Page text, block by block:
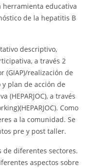
herramienta educativa
de la hepatitis B
descriptivo,
a través 2
(GIAP)/realización de
plan de acción de
a través
Como
a la comunidad. Se
pre y post taller.
de diferentes sectores.
aspectos sobre